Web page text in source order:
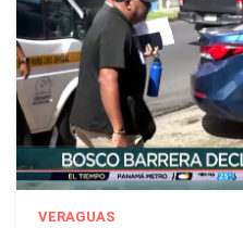
VERAGUAS